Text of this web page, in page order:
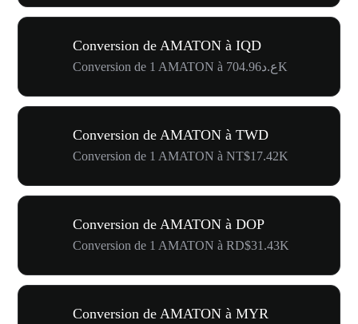
Conversion de AMATON à IQD
Conversion de 1 AMATON à ع.د704.96K
Conversion de AMATON à TWD
Conversion de 1 AMATON à NT$17.42K
Conversion de AMATON à DOP
Conversion de 1 AMATON à RD$31.43K
Conversion de AMATON à MYR